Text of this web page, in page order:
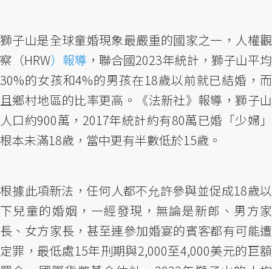
獅子山是全球童婚現象最嚴重的國家之一，人權觀
察（HRW）報導 ，聯合國2023年統計，獅子山平均
30%的女孩和4%的男孩在18歲以前就已結婚，而
且鄉村地區的比率更高。《法新社》報導，獅子山
人口約900萬，2017年統計約有80萬已婚「少婦」
根本未滿18歲，當中更有半數低於15歲。
根據此項新法，任何人都不允許參與並促成18歲以
下兒童的婚姻，一經發現，無論是新郎、男方家
長、女方家長，甚至連參加婚宴的賓客都有可能遭
定罪，最低處15年刑期與2,000至4,000美元的巨額